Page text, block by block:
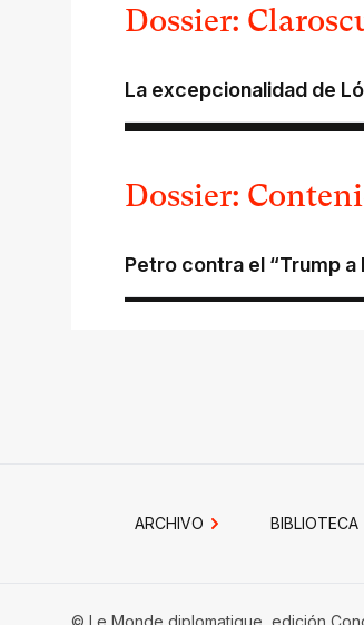
Dossier:
La excepcionalidad de
Dossier:
Petro contra el “Trump a
ARCHIVO BIBLIOTECA